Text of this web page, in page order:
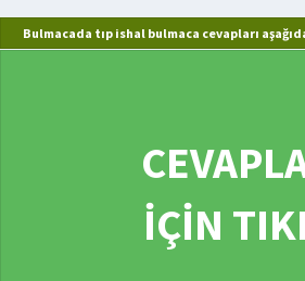
Bulmacada tıp ishal bulmaca cevapları
İÇİN